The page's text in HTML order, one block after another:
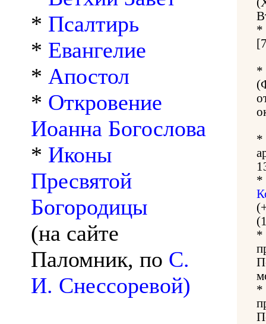
* Псалтирь
* Евангелие
* Апостол
* Откровение
Иоанна Богослова
* Иконы
Пресвятой
Богородицы
(на сайте
Паломник, по С.
И. Снессоревой)
*
*
*
*
*
*